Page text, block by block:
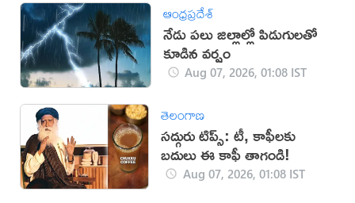
ఆంధ్రప్రదేశ్
నేడు పలు జిల్లాల్లో పిడుగులతో
కూడిన వర్షం
Aug 07, 2026, 01:08 IST
తెలంగాణ
సద్గురు టిప్స్: టీ, కాఫీలకు
బదులు ఈ కాఫీ తాగండి!
Aug 07, 2026, 01:08 IST